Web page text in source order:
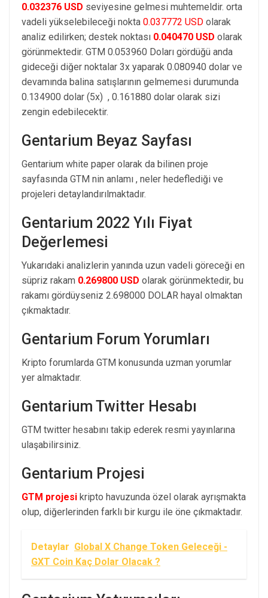
0.032376 USD seviyesine gelmesi muhtemeldir. orta
vadeli yükselebileceği nokta 0.037772 USD olarak
analiz edilirken; destek noktası 0.040470 USD olarak
görünmektedir. GTM 0.053960 Doları gördüğü anda
gideceği diğer noktalar 3x yaparak 0.080940 dolar ve
devamında balina satışlarının gelmemesi durumunda
0.134900 dolar (5x) , 0.161880 dolar olarak sizi
zengin edebilecektir.
Gentarium Beyaz Sayfası
Gentarium white paper olarak da bilinen proje
sayfasında GTM nin anlamı , neler hedeflediği ve
projeleri detaylandırılmaktadır.
Gentarium 2022 Yılı Fiyat
Değerlemesi
Yukarıdaki analizlerin yanında uzun vadeli göreceği en
süpriz rakam 0.269800 USD olarak görünmektedir, bu
rakamı gördüyseniz 2.698000 DOLAR hayal olmaktan
çıkmaktadır.
Gentarium Forum Yorumları
Kripto forumlarda GTM konusunda uzman yorumlar
yer almaktadır.
Gentarium Twitter Hesabı
GTM twitter hesabını takip ederek resmi yayınlarına
ulaşabilirsiniz.
Gentarium Projesi
GTM projesi kripto havuzunda özel olarak ayrışmakta
olup, diğerlerinden farklı bir kurgu ile öne çıkmaktadır.
Detaylar Global X Change Token Geleceği -
GXT Coin Kaç Dolar Olacak ?